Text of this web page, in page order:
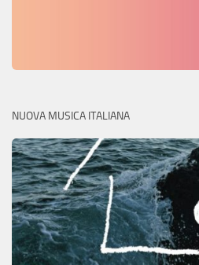
NUOVA MUSICA ITALIANA